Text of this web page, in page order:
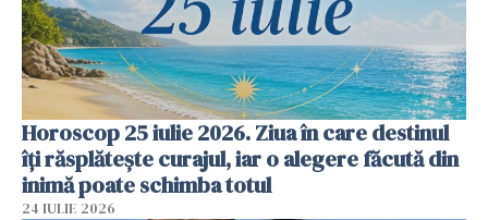
Horoscop 25 iulie 2026. Ziua în care destinul
îți răsplătește curajul, iar o alegere făcută din
inimă poate schimba totul
24 IULIE 2026